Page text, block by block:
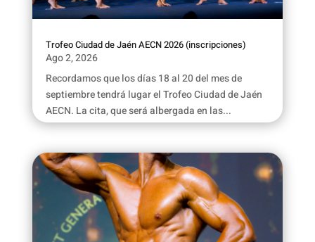
Trofeo Ciudad de Jaén AECN 2026 (inscripciones)
Ago 2, 2026
Recordamos que los días 18 al 20 del mes de
septiembre tendrá lugar el Trofeo Ciudad de Jaén
AECN. La cita, que será albergada en las...